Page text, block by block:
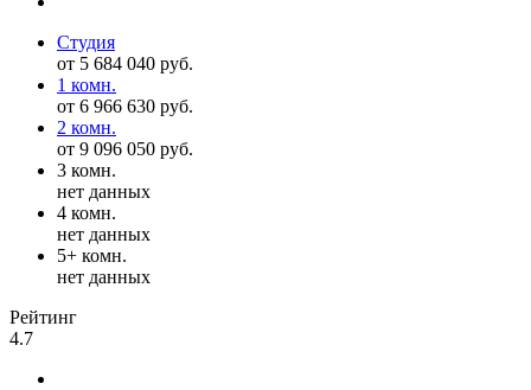
Студия
от 5 684 040 руб.
1 комн.
от 6 966 630 руб.
2 комн.
от 9 096 050 руб.
3 комн.
нет данных
4 комн.
нет данных
5+ комн.
нет данных
Рейтинг
4.7